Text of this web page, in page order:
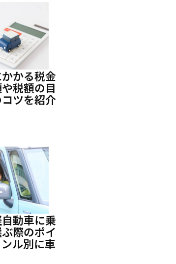
かる税金
税額の目
ツを紹介
動車に乗
際のポイ
ル別に車